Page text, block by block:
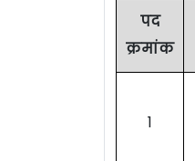
पद
क्रमांक
1